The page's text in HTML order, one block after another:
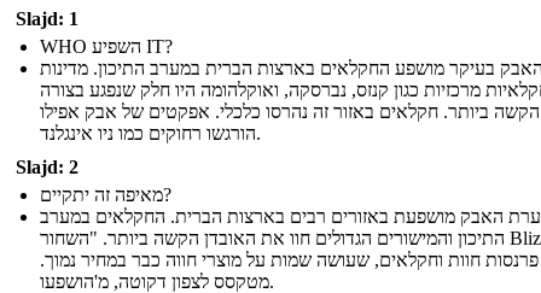
Slajd: 1
WHO השפיע IT?
בעיקר מושפע החקלאים בארצות הברית במערב התיכון. מדינות
מרכזיות כגון קנזס, נברסקה, ואוקלהומה היו חלק שנפגע בצורה
הקשה ביותר. חקלאים באזור זה נהרסו כלכלי. אפקטים של אבק אפילו
הורגשו רחוקים כמו ניו אינגלנד.
Slajd: 2
מאיפה זה יתקיים?
האבק מושפעת באזורים רבים בארצות הברית. החקלאים במערב
התיכון והמישורים הגדולים חוו את האובדן הקשה ביותר. "השחור Blizzards"
חוות וחקלאים, שעושה שמות על מוצרי חווה כבר במחיר נמוך.
מטקסס לצפון דקוטה, מ'הושפעו.